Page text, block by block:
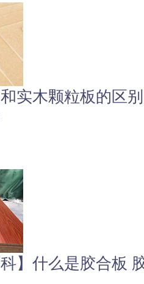
科】什么是胶合板